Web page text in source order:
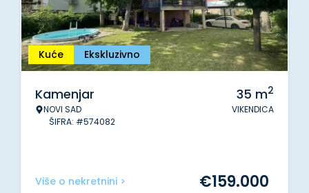
Kuće Ekskluzivno
Kamenjar
NOVI SAD
ŠIFRA: #574082
35 m2
VIKENDICA
Više o nekretnini > €159.000